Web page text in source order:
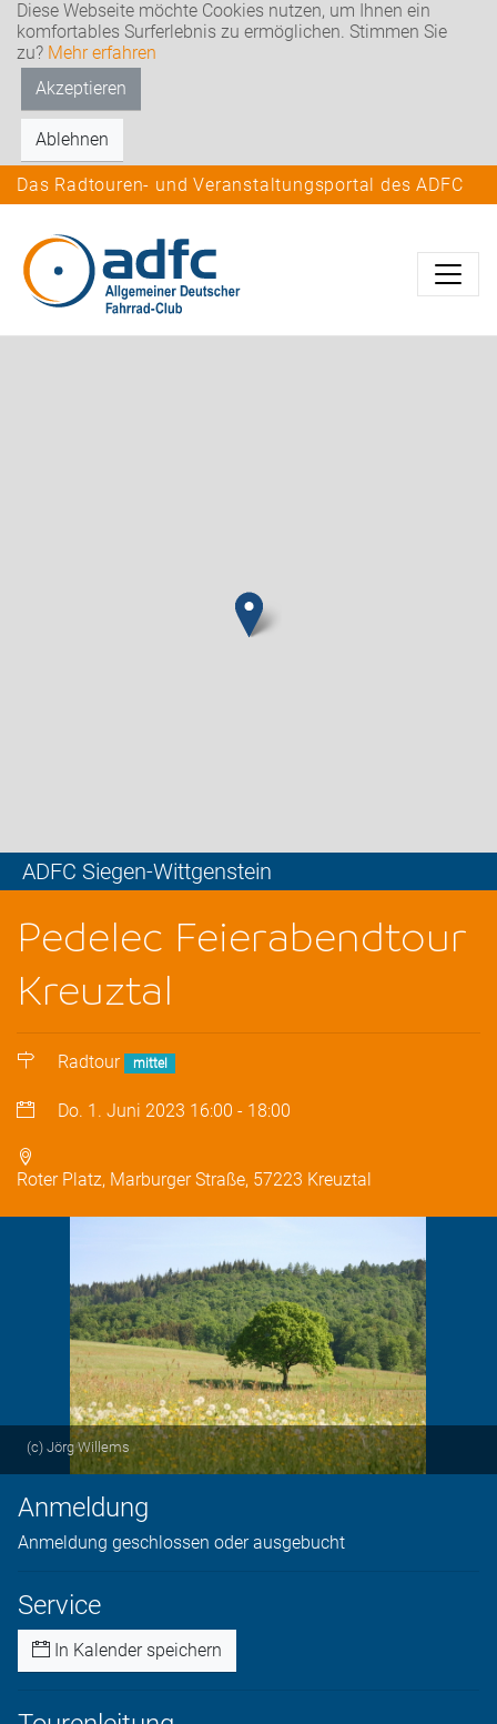
Diese Webseite möchte Cookies nutzen, um Ihnen ein
komfortables Surferlebnis zu ermöglichen. Stimmen Sie
zu? Mehr erfahren
Akzeptieren
Ablehnen
Das Radtouren- und Veranstaltungsportal des ADFC
ADFC Siegen-Wittgenstein
Pedelec Feierabendtour
Kreuztal
Radtour mittel
Do. 1. Juni 2023 16:00 - 18:00
Roter Platz, Marburger Straße, 57223 Kreuztal
(c) Jörg Willems
Anmeldung
Anmeldung geschlossen oder ausgebucht
Service
In Kalender speichern